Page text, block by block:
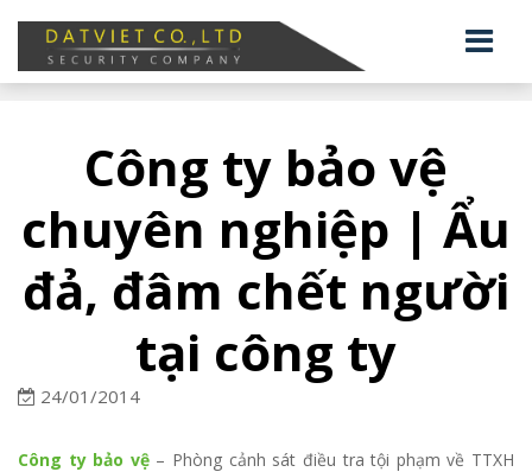
Công ty bảo vệ
chuyên nghiệp | Ẩu
đả, đâm chết người
tại công ty
24/01/2014
Công ty bảo vệ– Phòng cảnh sát điều tra tội phạm về TTXH